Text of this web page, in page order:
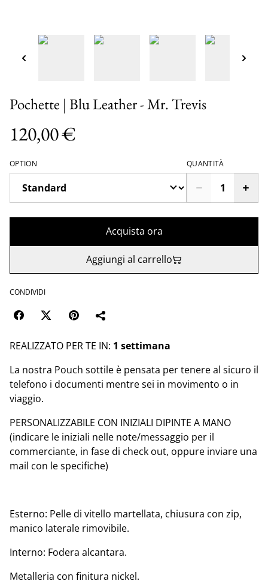
Pochette | Blu Leather - Mr. Trevis
120,00 €
OPTION QUANTITÀ
Acquista ora
Aggiungi al carrello
CONDIVIDI
REALIZZATO PER TE IN: 1 settimana
La nostra Pouch sottile è pensata per tenere al sicuro il
telefono i documenti mentre sei in movimento o in
viaggio.
PERSONALIZZABILE CON INIZIALI DIPINTE A MANO
(indicare le iniziali nelle note/messaggio per il
commerciante, in fase di check out, oppure inviare una
mail con le specifiche)
Esterno: Pelle di vitello martellata, chiusura con zip,
manico laterale rimovibile.
Interno: Fodera alcantara.
Metalleria con finitura nickel.